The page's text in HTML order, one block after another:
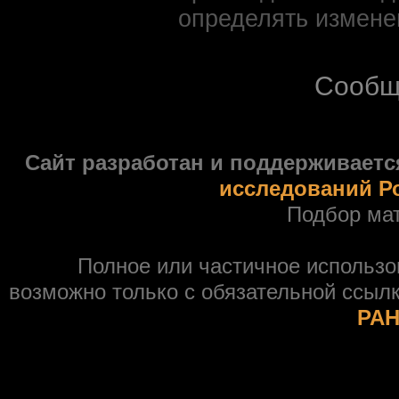
определять
Сайт разработан и
исследований
Подбор
Полное или частичное
возможно только с обязательной